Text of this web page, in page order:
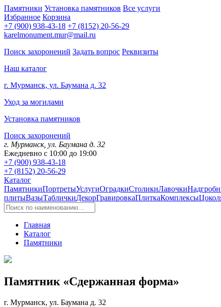
Памятники Установка памятников Все услуги
Избранное Корзина
+7 (900) 938-43-18 +7 (8152) 20-56-29
karelmonument.mur@mail.ru
Поиск захоронений Задать вопрос Реквизиты
Наш каталог
г. Мурманск, ул. Баумана д. 32
Уход за могилами
Установка памятников
Поиск захоронений
г. Мурманск, ул. Баумана д. 32
Ежедневно с 10:00 до 19:00
+7 (900) 938-43-18
+7 (8152) 20-56-29
Каталог
ПамятникиПортретыУслугиОградкиСтоликиЛавочки
плитыВазыТабличкиДекорГравировкаПлиткаКомплексы
Главная
Каталог
Памятники
Памятник «Сдержанная форма»
г. Мурманск, ул. Баумана д. 32